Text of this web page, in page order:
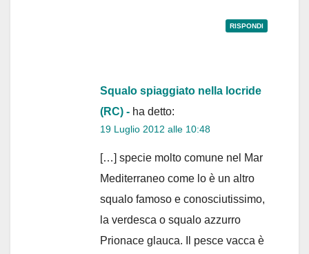
RISPONDI
Squalo spiaggiato nella locride
(RC) - ha detto:
19 Luglio 2012 alle 10:48
[…] specie molto comune nel Mar
Mediterraneo come lo è un altro
squalo famoso e conosciutissimo,
la verdesca o squalo azzurro
Prionace glauca. Il pesce vacca è